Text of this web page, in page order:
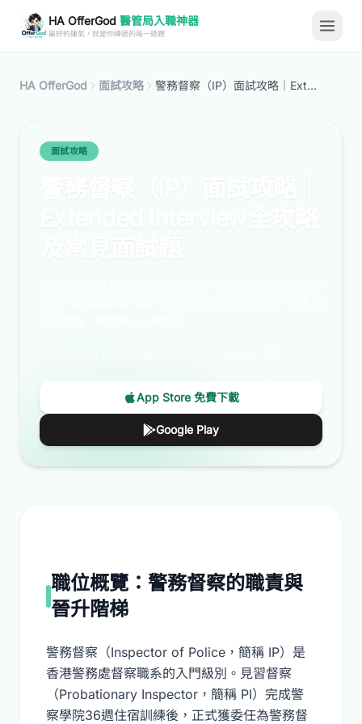
HA OfferGod 醫管局入職神器
最好的運氣，就是你練過的每一道題
HA OfferGod 面試攻略 警務督察（IP）面試攻略｜Extended Interview全攻略及常見面試題
面試攻略
App Store 免費下載
Google Play
職位概覽：警務督察的職責與
晉升階梯
警務督察（Inspector of Police，簡稱 IP）是
香港警務處督察職系的入門級別。見習督察
（Probationary Inspector，簡稱 PI）完成警
察學院36週住宿訓練後，正式獲委任為警務督